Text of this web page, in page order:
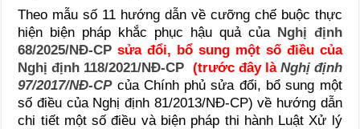
Theo mẫu số 11 hướng dẫn về cưỡng chế buộc thực
hiện biện pháp khắc phục hậu quả của Nghị định
68/2025/NĐ-CP sửa đổi, bổ sung một số điều của
Nghị định 118/2021/NĐ-CP (trước đây là Nghị định
97/2017/NĐ-CPcủa Chính phủ sửa đổi, bổ sung một
số điều của Nghị định 81/2013/NĐ-CP) về hướng dẫn
chi tiết một số điều và biện pháp thi hành Luật Xử lý